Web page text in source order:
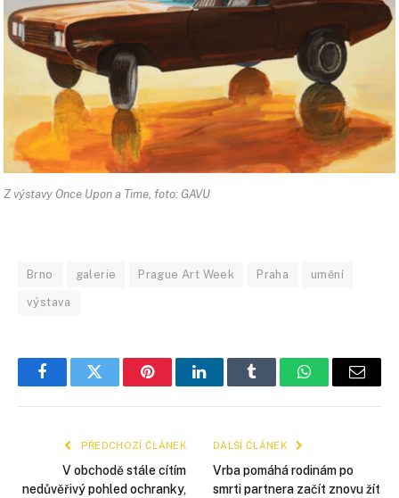
Z výstavy Once Upon a Time, foto: GAVU
Brno galerie Prague Art Week Praha umění
výstava
FacebookTwitter PinterestLinkedInTumblr WhatsApp
E-
PŘEDCHOZÍ ČLÁNEK
V obchodě stále cítím
nedůvěřivý pohled ochranky,
DALŠÍ ČLÁNEK
Vrba pomáhá rodinám po
smrti partnera začít znovu žít